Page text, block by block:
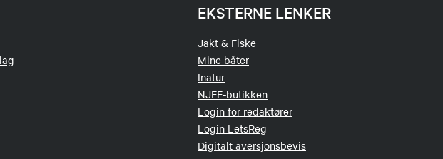
EKSTERNE LENKER
Jakt & Fiske
Mine båter
Inatur
NJFF-butikken
Login for redaktører
Login LetsReg
Digitalt aversjonsbevis